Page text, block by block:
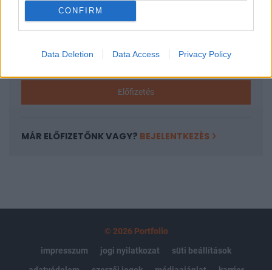
CONFIRM
Data Deletion Data Access Privacy Policy
Az előfizetés a következőket tartalmazza:
Portfolio.hu teljes cikkarchívum
Előfizetés
MÁR ELŐFIZETŐNK VAGY? BEJELENTKEZÉS
© 2026 Portfolio
impresszum
jogi nyilatkozat
süti beállítások